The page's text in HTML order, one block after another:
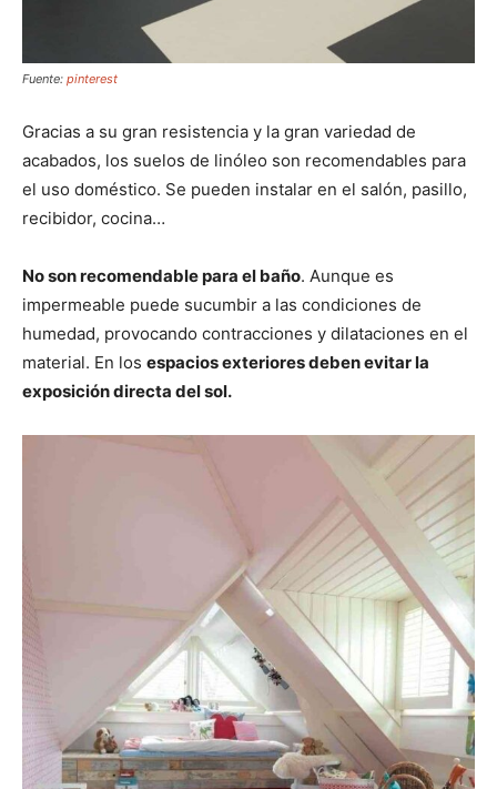
Fuente: pinterest
Gracias a su gran resistencia y la gran variedad de
acabados, los suelos de linóleo son recomendables para
el uso doméstico. Se pueden instalar en el salón, pasillo,
recibidor, cocina…
No son recomendable para el baño. Aunque es
impermeable puede sucumbir a las condiciones de
humedad, provocando contracciones y dilataciones en el
material. En los espacios exteriores deben evitar la
exposición directa del sol.